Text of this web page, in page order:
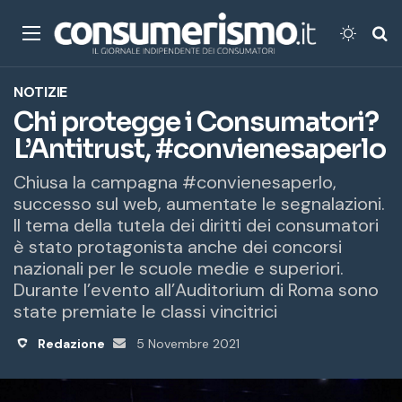
Menu
NOTIZIE
Chi protegge i Consumatori?
L’Antitrust, #convienesaperlo
Chiusa la campagna #convienesaperlo,
successo sul web, aumentate le segnalazioni.
Il tema della tutela dei diritti dei consumatori
è stato protagonista anche dei concorsi
nazionali per le scuole medie e superiori.
Durante l’evento all’Auditorium di Roma sono
state premiate le classi vincitrici
Redazione
Invia
5 Novembre 2021